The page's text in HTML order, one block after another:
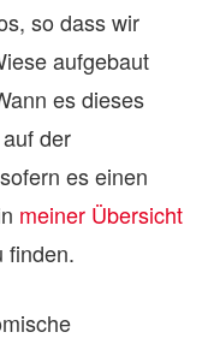
so dass wir
aufgebaut
es dieses
der
es einen
meiner Übersicht
finden.